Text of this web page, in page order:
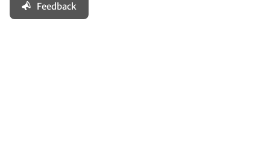
Feedback